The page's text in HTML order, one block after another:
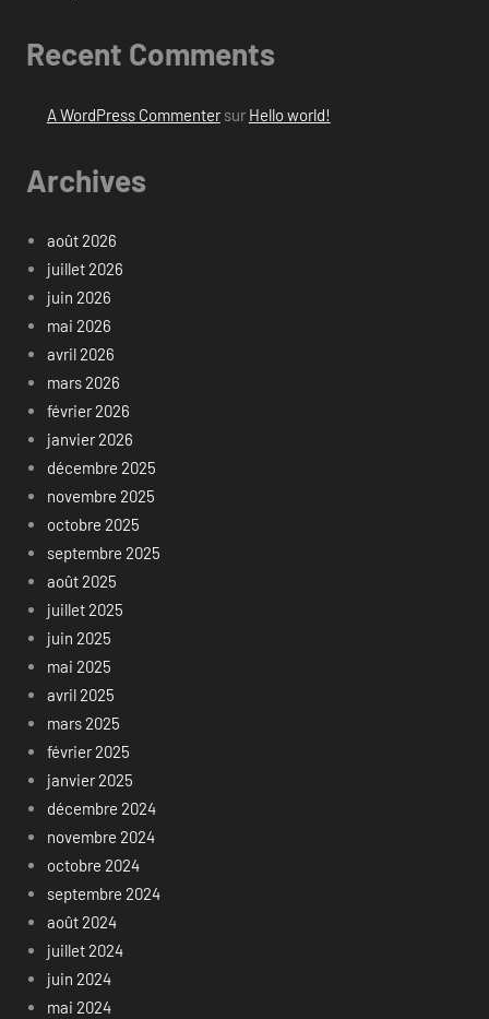
Recent Comments
A WordPress Commentersur Hello world!
Archives
août 2026
juillet 2026
juin 2026
mai 2026
avril 2026
mars 2026
février 2026
janvier 2026
décembre 2025
novembre 2025
octobre 2025
septembre 2025
août 2025
juillet 2025
juin 2025
mai 2025
avril 2025
mars 2025
février 2025
janvier 2025
décembre 2024
novembre 2024
octobre 2024
septembre 2024
août 2024
juillet 2024
juin 2024
mai 2024